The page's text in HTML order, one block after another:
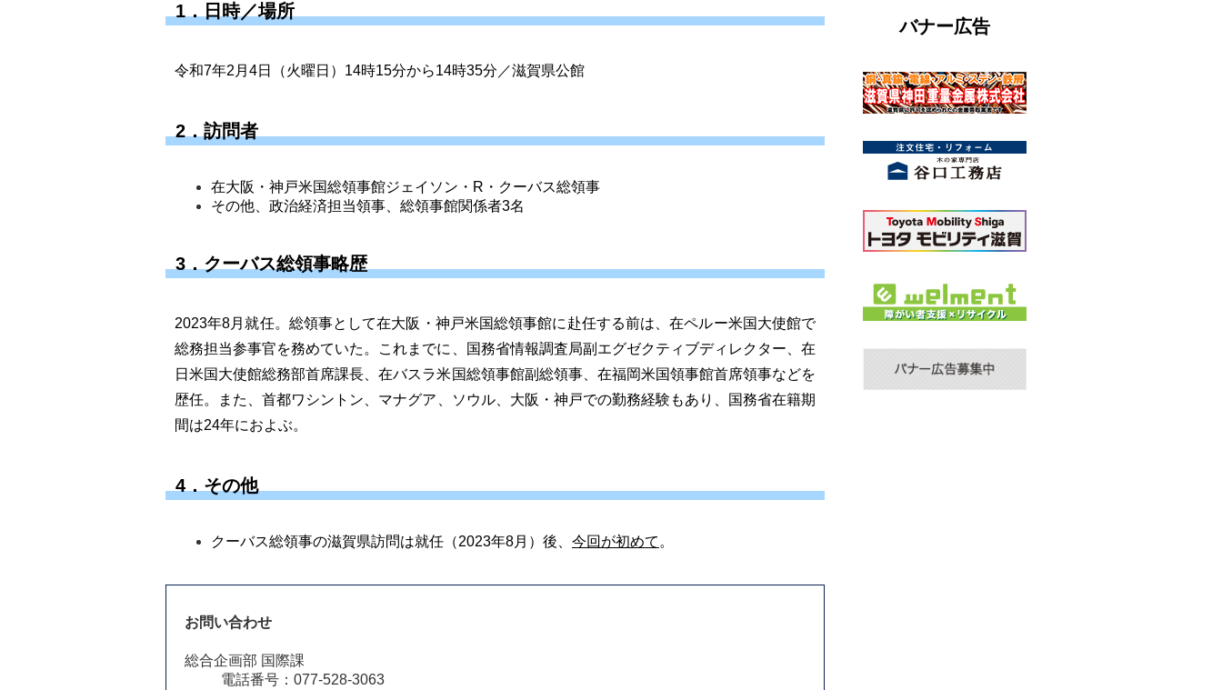
1．日時／場所
令和7年2月4日（火曜日）14時15分から14時35分／滋賀県公館
2．訪問者
在大阪・神戸米国総領事館ジェイソン・R・クーバス総領事
その他、政治経済担当領事、総領事館関係者3名
3．クーバス総領事略歴
2023年8月就任。総領事として在大阪・神戸米国総領事館に赴任する前は、在ペルー米国大使館で
総務担当参事官を務めていた。これまでに、国務省情報調査局副エグゼクティブディレクター、在
日米国大使館総務部首席課長、在バスラ米国総領事館副総領事、在福岡米国領事館首席領事などを
歴任。
また、首都ワシントン、マナグア、ソウル、大阪・神戸での勤務経験もあり、国務省在籍期
間は24年におよぶ。
4．その他
クーバス総領事の滋賀県訪問は就任（2023年8月）後、 今回が初めて 。
お問い合わせ
総合企画部 国際課
電話番号：077-528-3063
バナー広告